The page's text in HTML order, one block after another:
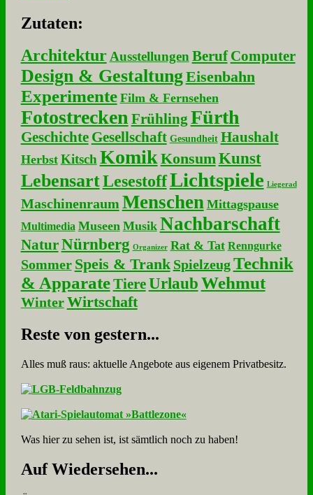
Zu­ta­ten:
Architektur Ausstellungen Beruf Computer
Design & GestaltungEisenbahn
Experimente Film & Fernsehen
Fotostrecken Frühling Fürth
Geschichte Gesellschaft Gesundheit Haushalt
Herbst Kitsch KomikKonsumKunst
LebensartLesestoffLichtspiele Liegerad
Maschinenraum Menschen Mittagspause
Multimedia Museen Musik Nachbarschaft
NaturNürnberg Organizer Rat & Tat Renngurke
Sommer Speis & Trank Spielzeug Technik
& Apparate Tiere UrlaubWehmut
Winter Wirtschaft
Re­ste von ge­stern...
Alles muß raus: aktuelle An­ge­bo­te aus eigenem Privatbesitz.
Was hier zu sehen ist, ist sämt­lich noch zu haben!
Auf Wie­der­se­hen...